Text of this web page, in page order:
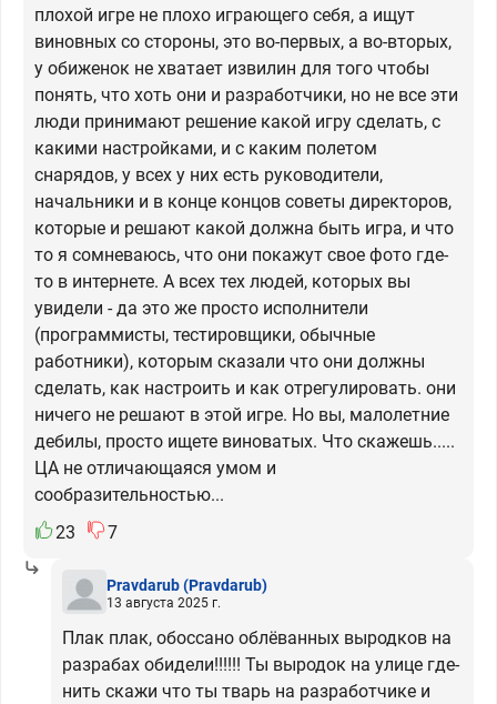
плохой игре не плохо играющего себя, а ищут
виновных со стороны, это во-первых, а во-вторых,
у обиженок не хватает извилин для того чтобы
понять, что хоть они и разработчики, но не все эти
люди принимают решение какой игру сделать, с
какими настройками, и с каким полетом
снарядов, у всех у них есть руководители,
начальники и в конце концов советы директоров,
которые и решают какой должна быть игра, и что
то я сомневаюсь, что они покажут свое фото где-
то в интернете. А всех тех людей, которых вы
увидели - да это же просто исполнители
(программисты, тестировщики, обычные
работники), которым сказали что они должны
сделать, как настроить и как отрегулировать. они
ничего не решают в этой игре. Но вы, малолетние
дебилы, просто ищете виноватых. Что скажешь.....
ЦА не отличающаяся умом и
сообразительностью...
23
7
Pravdarub(Pravdarub)
13 августа 2025 г.
Плак плак, обоссано облёванных выродков на
разрабах обидели!!!!!! Ты выродок на улице где-
нить скажи что ты тварь на разработчике и